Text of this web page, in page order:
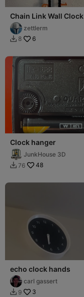
Chain Link Wall Clock
zettlerm
 8 6
Clock hanger
JunkHouse 3D
 76 48
echo clock hands
carl gassert
 9 3